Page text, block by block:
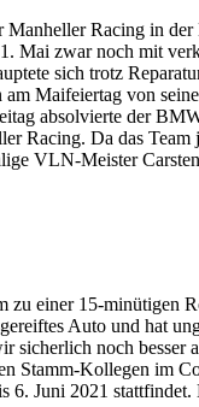
Racing in
zwar noch mit
sich trotz
Maifeiertag von
absolvierte der
Racing. Da das Team
VLN-Meister
zu einer 15-minütigen
Auto und hat
sicherlich noch
Stamm-Kollegen im
Juni 2021